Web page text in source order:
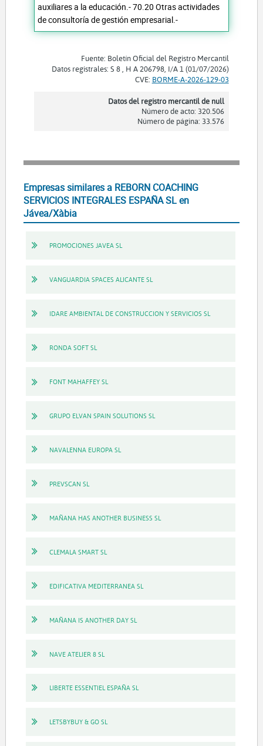
auxiliares a la educación.- 70.20 Otras actividades
de consultoría de gestión empresarial.-
Fuente: Boletín Oficial del Registro Mercantil
Datos registrales: S 8 , H A 206798, I/A 1 (01/07/2026)
CVE: BORME-A-2026-129-03
Datos del registro mercantil de null
Número de acto: 320.506
Número de página: 33.576
Empresas similares a REBORN COACHING
SERVICIOS INTEGRALES ESPAÑA SL en
Jávea/Xàbia
PROMOCIONES JAVEA SL
VANGUARDIA SPACES ALICANTE SL
IDARE AMBIENTAL DE CONSTRUCCION Y SERVICIOS SL
RONDA SOFT SL
FONT MAHAFFEY SL
GRUPO ELVAN SPAIN SOLUTIONS SL
NAVALENNA EUROPA SL
PREVSCAN SL
MAÑANA HAS ANOTHER BUSINESS SL
CLEMALA SMART SL
EDIFICATIVA MEDITERRANEA SL
MAÑANA IS ANOTHER DAY SL
NAVE ATELIER 8 SL
LIBERTE ESSENTIEL ESPAÑA SL
LETSBYBUY & GO SL